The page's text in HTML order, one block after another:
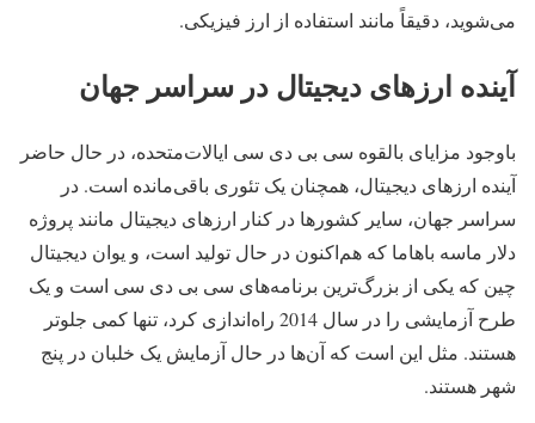
می‌شوید، دقیقاً مانند استفاده از ارز فیزیکی.
آینده ارزهای دیجیتال در سراسر جهان
باوجود مزایای بالقوه سی بی دی سی ایالات‌متحده، در حال حاضر
آینده ارزهای دیجیتال، همچنان یک تئوری باقی‌مانده است. در
سراسر جهان، سایر کشورها در کنار ارزهای دیجیتال مانند پروژه
دلار ماسه باهاما که هم‌اکنون در حال تولید است، و یوان دیجیتال
چین که یکی از بزرگ‌ترین برنامه‌های سی بی دی سی است و یک
طرح آزمایشی را در سال 2014 راه‌اندازی کرد، تنها کمی جلوتر
هستند. مثل این است که آن‌ها در حال آزمایش یک خلبان در پنج
شهر هستند.